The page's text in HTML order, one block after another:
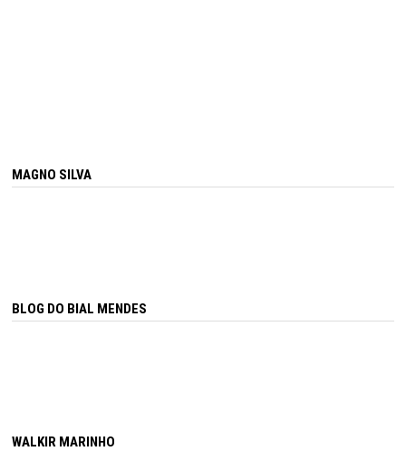
MAGNO SILVA
BLOG DO BIAL MENDES
WALKIR MARINHO